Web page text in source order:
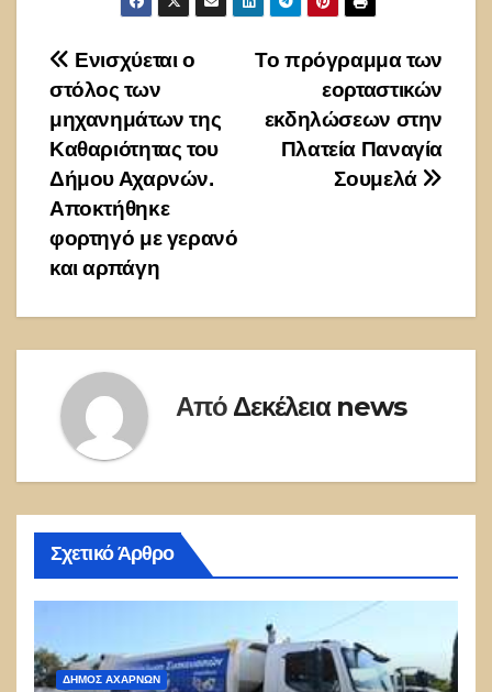
Πλοήγηση
άρθρων
Το πρόγραμμα των
εορταστικών
εκδηλώσεων στην
Πλατεία Παναγία
Σουμελά
Ενισχύεται ο
στόλος των
μηχανημάτων της
Καθαριότητας του
Δήμου Αχαρνών.
Αποκτήθηκε
φορτηγό με γερανό
και αρπάγη
Από Δεκέλεια news
Σχετικό Άρθρο
ΔΉΜΟΣ ΑΧΑΡΝΏΝ